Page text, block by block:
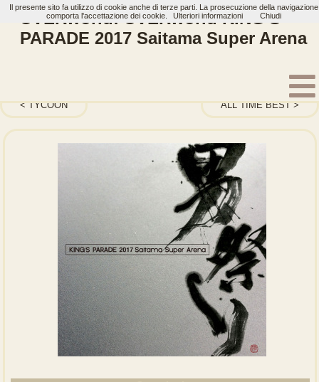
UVERworld: UVERworld KING'S
PARADE 2017 Saitama Super Arena
TYCOON ALL TIME BEST
Il presente sito fa utilizzo di cookie anche di terze parti. La prosecuzione della navigazione
comporta l'accettazione dei cookie.
Ulteriori informazioni Chiudi